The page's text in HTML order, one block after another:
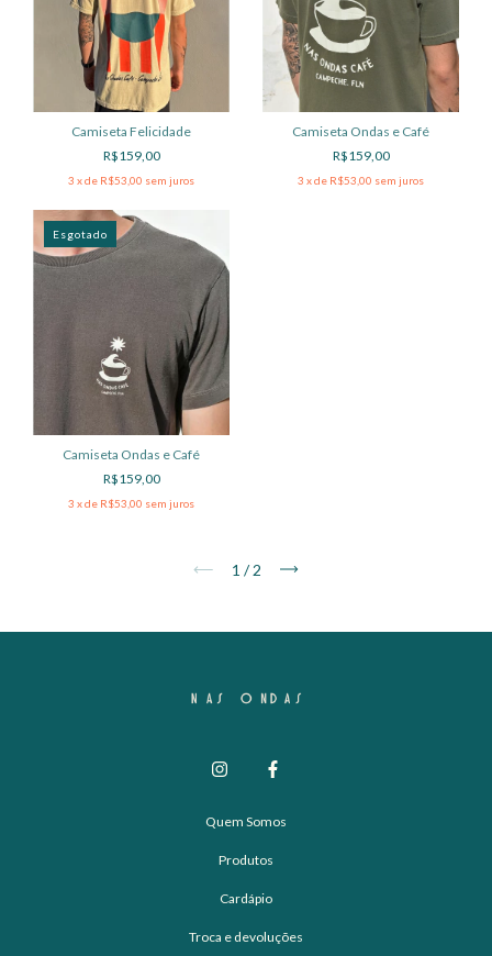
Camiseta Felicidade
R$159,00
3 x de R$53,00 sem juros
Camiseta Ondas e Café
R$159,00
3 x de R$53,00 sem juros
Esgotado
Camiseta Ondas e Café
R$159,00
3 x de R$53,00 sem juros
1 / 2
Quem Somos
Produtos
Cardápio
Troca e devoluções